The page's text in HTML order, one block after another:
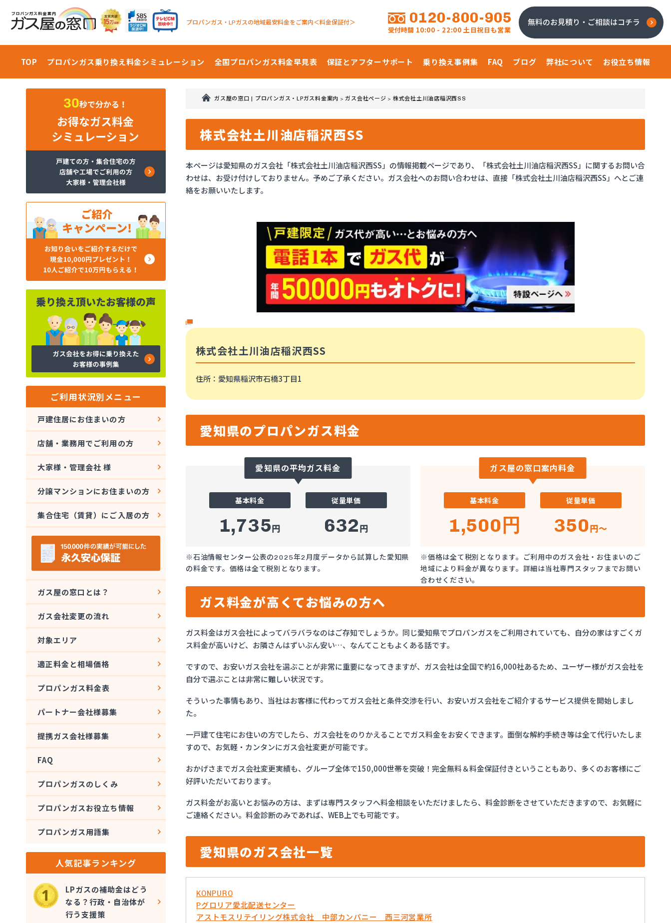
プロパンガス・LPガスの地域最安料金をご案内＜料金保証付＞ 0120-800-905
受付時間 10:00 - 22:00 土日祝日も営業
無料のお見積り・ご相談はコチラ
TOP プロパンガス乗り換え料金シミュレーション 全国プロパンガス料金早見表 保証とアフターサポート 乗り換え事例集 FAQ ブログ 弊社について お役立ち情報
ガス屋の窓口 | プロパンガス・LPガス料金案内 >ガス会社ページ > 株式会社土川油店稲沢西SS
株式会社土川油店稲沢西SS
本ページは愛知県のガス会社「株式会社土川油店稲沢西SS」の情報掲載ページであり、「株式会社土川油店稲沢西SS」に関するお問い合
わせは、お受け付けしておりません。予めご了承ください。ガス会社へのお問い合わせは、直接「株式会社土川油店稲沢西SS」へとご連
絡をお願いいたします。
株式会社土川油店稲沢西SS
住所 ：愛知県稲沢市石橋3丁目1
愛知県のプロパンガス料金
愛知県の平均ガス料金
基本料金
1,735円
従量単価
632円
※石油情報センター公表の2025年2月度データから試算した愛知県
の料金です。価格は全て税別となります。
ガス屋の窓口案内料金
基本料金
1,500円
従量単価
350円～
※価格は全て税別となります。ご利用中のガス会社・お住まいのご
地域により料金が異なります。詳細は当社専門スタッフまでお問い
合わせください。
ガス料金が高くてお悩みの方へ
ガス料金はガス会社によってバラバラなのはご存知でしょうか。同じ愛知県でプロパンガスをご利用されていても、自分の家はすごくガ
ス料金が高いけど、お隣さんはずいぶん安い…、なんてこともよくある話です。
ですので、お安いガス会社を選ぶことが非常に重要になってきますが、ガス会社は全国で約16,000社あるため、ユーザー様がガス会社を
自分で選ぶことは非常に難しい状況です。
そういった事情もあり、当社はお客様に代わってガス会社と条件交渉を行い、お安いガス会社をご紹介するサービス提供を開始しまし
た。
一戸建て住宅にお住いの方でしたら、ガス会社をのりかえることでガス料金をお安くできます。面倒な解約手続き等は全て代行いたしま
すので、お気軽・カンタンにガス会社変更が可能です。
おかげさまでガス会社変更実績も、グループ全体で150,000世帯を突破！完全無料＆料金保証付きということもあり、多くのお客様にご
好評いただいております。
ガス料金がお高いとお悩みの方は、まずは専門スタッフへ料金相談をいただけましたら、料金診断をさせていただきますので、お気軽に
ご連絡ください。料金診断のみであれば、WEB上でも可能です。
愛知県のガス会社一覧
KONPURO
Pグロリア愛北配送センター
アストモスリテイリング株式会社 中部カンパニー 西三河営業所
ご利用状況別メニュー
戸建住居にお住まいの方
店舗・業務用でご利用の方
大家様・管理会社 様
分譲マンションにお住まいの方
集合住宅（賃貸）にご入居の方
ガス屋の窓口とは？
ガス会社変更の流れ
対象エリア
適正料金と相場価格
プロパンガス料金表
パートナー会社様募集
提携ガス会社様募集
FAQ
プロパンガスのしくみ
プロパンガスお役立ち情報
プロパンガス用語集
人気記事ランキング
LPガスの補助金はどう
なる？行政・自治体が
行う支援策